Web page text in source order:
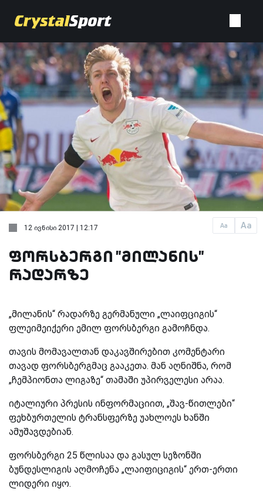
Aa Aa
12 ივნისი 2017 | 12:17
ფორსბერგი "მილანის"
რადარზე
„მილანის“ რადარზე გერმანული „ლაიფციგის“
ფლეიმეიქერი ემილ ფორსბერგი გამოჩნდა.
თავის მომავალთან დაკავშირებით კომენტარი
თავად ფორსბერგმაც გააკეთა. მან აღნიშნა, რომ
„ჩემპიონთა ლიგაზე“ თამაში უპირველესი არაა.
იტალიური პრესის ინფორმაციით, „შავ-წითლები“
ფეხბურთელის ტრანსფერზე უახლოეს ხანში
ამუშავდებიან.
ფორსბერგი 25 წლისაა და გასულ სეზონში
ბუნდესლიგის აღმოჩენა „ლაიფიციგის“ ერთ-ერთი
ლიდერი იყო.